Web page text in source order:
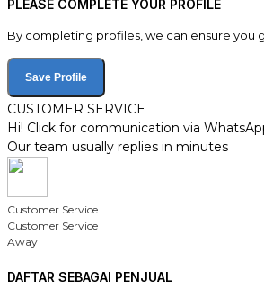
PLEASE COMPLETE YOUR PROFILE
By completing profiles, we can ensure you
Save Profile
CUSTOMER SERVICE
Hi! Click for communication via
Our team usually replies in minutes
Customer Service
Customer Service
Away
DAFTAR SEBAGAI PENJUAL